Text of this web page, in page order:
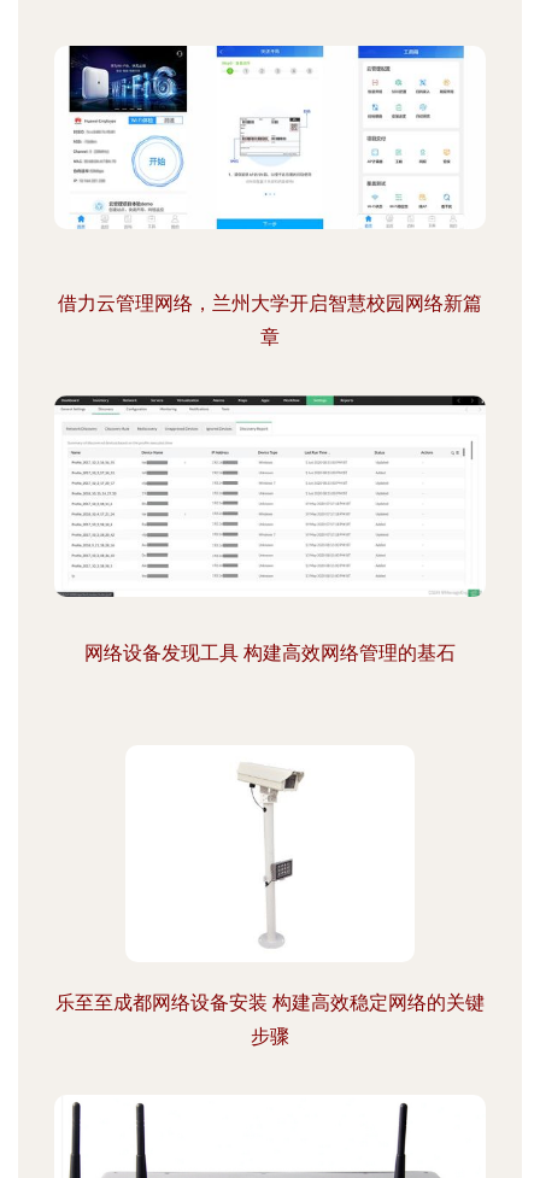
借力云管理网络，兰州大学开启智慧校园网络新篇
章
网络设备发现工具 构建高效网络管理的基石
乐至至成都网络设备安装 构建高效稳定网络的关键
步骤